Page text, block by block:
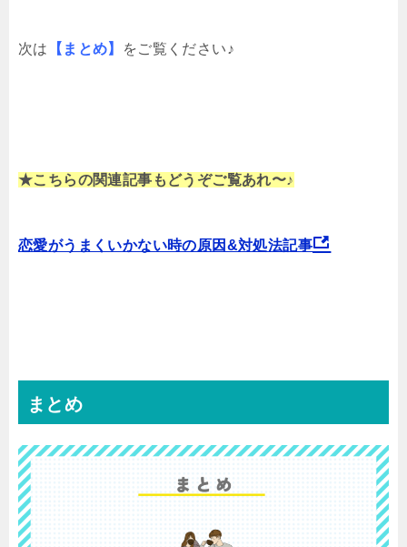
次は 【まとめ】 をご覧ください♪
★こちらの関連記事もどうぞご覧あれ〜♪
恋愛がうまくいかない時の原因&対処法記事
まとめ